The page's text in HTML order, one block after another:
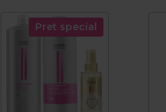
Pret special